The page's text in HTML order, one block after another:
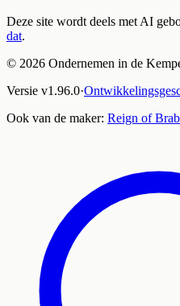
Deze site wordt deels met AI
dat.
© 2026 Ondernemen in de
Versie v1.96.0·
Ook van de maker: Reign of